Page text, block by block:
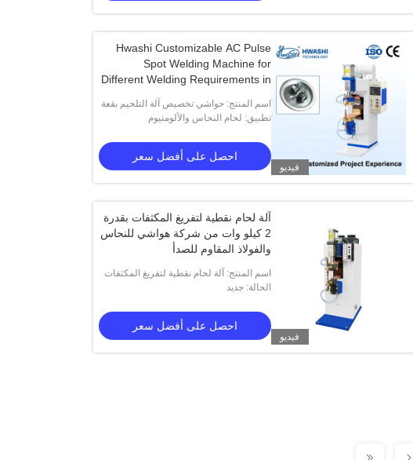
فيديو
Hwashi Customizable AC Pulse
Spot Welding Machine for
Different Welding Requirements in
اسم المنتج: حواشي تخصيص آلة التلحيم بقعة
النبض التيار المتردد لمتطلبات التلحيم
تطبيق: لحام النحاس والألومنيوم
احصل على أفضل سعر
فيديو
آلة لحام نقطية لتفريغ المكثفات بقدرة
2 كيلو وات من شركة هواشي للنحاس
والفولاذ المقاوم للصدأ
اسم المنتج: آلة لحام نقطية لتفريغ المكثفات
بقدرة 2 كيلو وات من شركة هواشي للنحاسالحالة: جديد
احصل على أفضل سعر